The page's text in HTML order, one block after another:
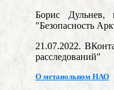
Борис Дульнев,
"Безопасность
21.07.2022.
расследований"
О метанольном НАО